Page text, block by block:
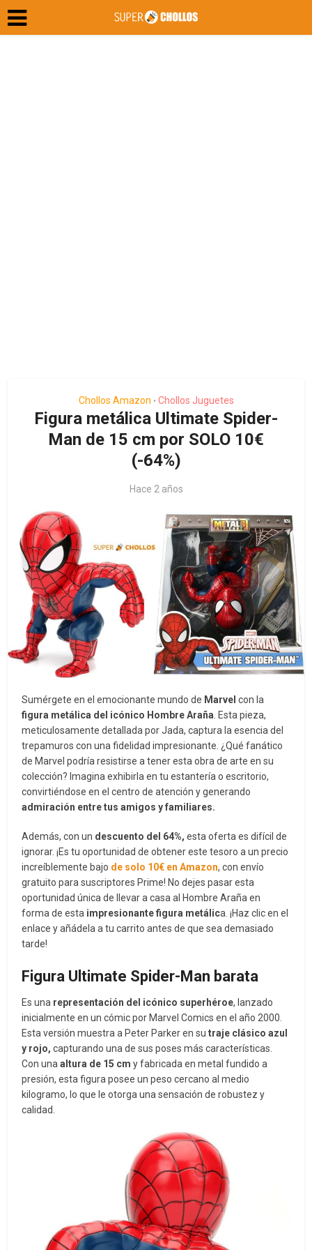
Chollos Amazon • Chollos Juguetes
Figura metálica Ultimate Spider-
Man de 15 cm por SOLO 10€
(-64%)
Hace 2 años
Sumérgete en el emocionante mundo de Marvel con la
figura metálica del icónico Hombre Araña . Esta pieza,
meticulosamente detallada por Jada, captura la esencia del
trepamuros con una fidelidad impresionante. ¿Qué fanático
de Marvel podría resistirse a tener esta obra de arte en su
colección? Imagina exhibirla en tu estantería o escritorio,
convirtiéndose en el centro de atención y generando
admiración entre tus amigos y familiares.
Además, con un descuento del 64%, esta oferta es difícil de
ignorar. ¡Es tu oportunidad de obtener este tesoro a un precio
increíblemente bajo de solo 10€ en Amazon, con envío
gratuito para suscriptores Prime! No dejes pasar esta
oportunidad única de llevar a casa al Hombre Araña en
forma de esta impresionante figura metálica. ¡Haz clic en el
enlace y añádela a tu carrito antes de que sea demasiado
tarde!
Figura Ultimate Spider-Man barata
Es una representación del icónico superhéroe, lanzado
inicialmente en un cómic por Marvel Comics en el año 2000.
Esta versión muestra a Peter Parker en su traje clásico azul
y rojo, capturando una de sus poses más características.
Con unaaltura de 15 cmy fabricada en metal fundido a
presión, esta figura posee un peso cercano al medio
kilogramo, lo que le otorga una sensación de robustez y
calidad.